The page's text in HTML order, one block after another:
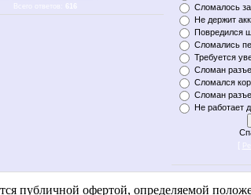
616
Сломалось
Не держит
Повредился
Сломались
Требуется
Сломан
Сломался
Сломан
Не работает
публичной офертой, определяемой